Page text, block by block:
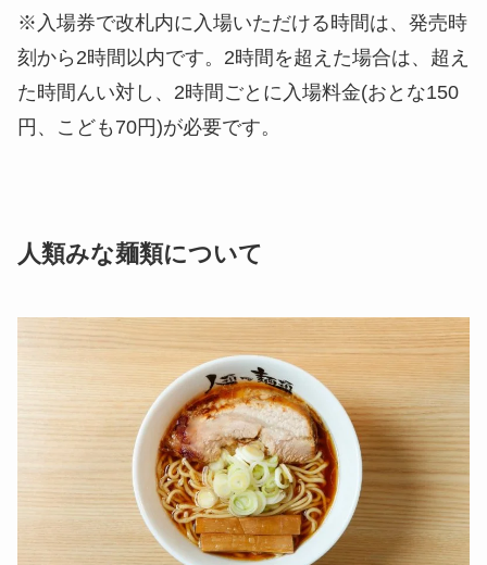
※入場券で改札内に入場いただける時間は、発売時
刻から2時間以内です。2時間を超えた場合は、超え
た時間んい対し、2時間ごとに入場料金(おとな150
円、こども70円)が必要です。
人類みな麺類について